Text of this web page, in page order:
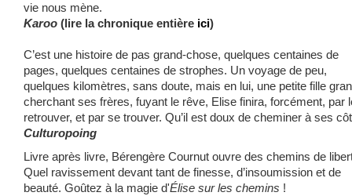
vie nous mène.
Karoo (lire la chronique entière ici)
C’est une histoire de pas grand-chose, quelques centaines de
pages, quelques centaines de strophes. Un voyage de peu,
quelques kilomètres, sans doute, mais en lui, une petite fille
cherchant ses frères, fuyant le rêve, Elise finira, forcément, par
retrouver, et par se trouver. Qu’il est doux de cheminer à ses
Culturopoing
Livre après livre, Bérengère Cournut ouvre des chemins de
Quel ravissement devant tant de finesse, d’insoumission et de
beauté. Goûtez à la magie d'Élise sur les chemins !